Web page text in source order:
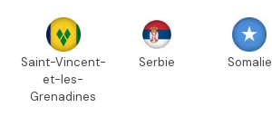
Saint-Vincent-
et-les-
Grenadines
Serbie Somalie